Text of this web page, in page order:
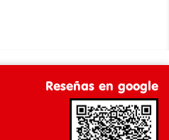
Reseñas en google